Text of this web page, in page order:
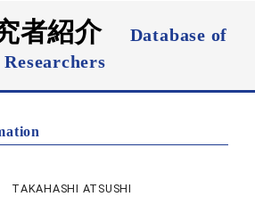
者紹介
Database of
Researchers
TAKAHASHI ATSUSHI